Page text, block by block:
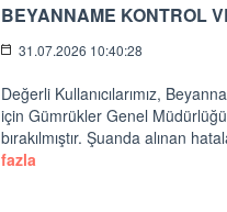
BEYANNAME KONTROL
31.07.2026 10:40:28
Değerli Kullanıcılarımız,
için Gümrükler Genel
bırakılmıştır. Şuanda alınan
fazla